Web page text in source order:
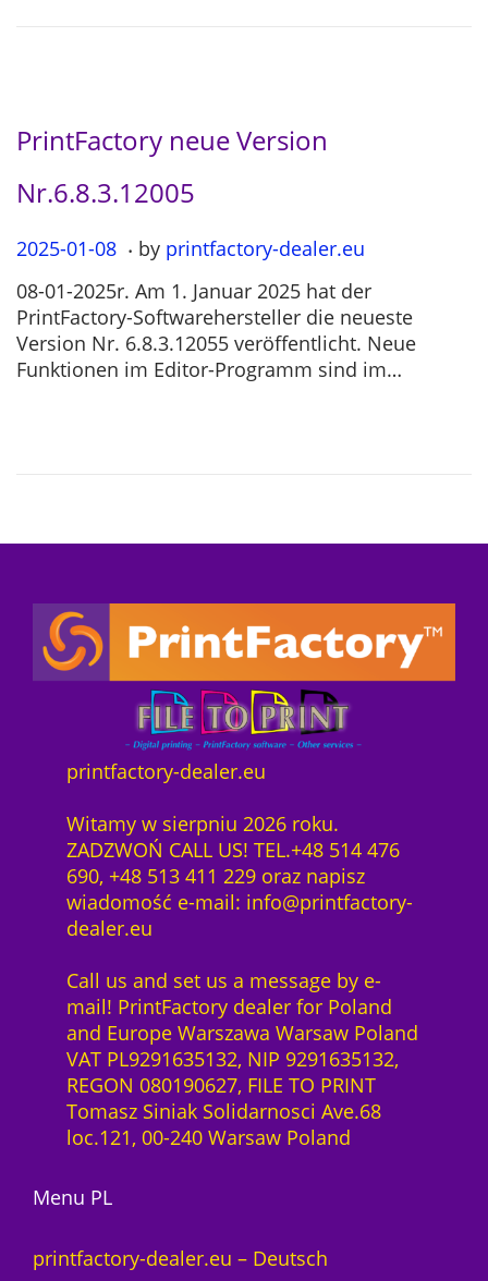
PrintFactory neue Version
Nr.6.8.3.12005
P
s
t
e
d
2025-01-08 2
2
5
-
0
. by printfactory-dealer.eu
08-01-2025r. Am 1. Januar 2025 hat der
PrintFactory-Softwarehersteller die neueste
Version Nr. 6.8.3.12055 veröffentlicht. Neue
Funktionen im Editor-Programm sind im…
printfactory-dealer.eu
Witamy w sierpniu 2026 roku.
ZADZWOŃ CALL US! TEL.+48 514 476
690, +48 513 411 229 oraz napisz
wiadomość e-mail: info@printfactory-
dealer.eu
Call us and set us a message by e-
mail! PrintFactory dealer for Poland
and Europe Warszawa Warsaw Poland
VAT PL9291635132, NIP 9291635132,
REGON 080190627, FILE TO PRINT
Tomasz Siniak Solidarnosci Ave.68
loc.121, 00-240 Warsaw Poland
Menu PL
printfactory-dealer.eu – Deutsch